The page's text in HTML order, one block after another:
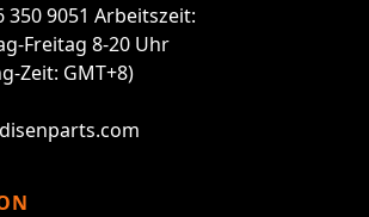
350 9051 Arbeitszeit:
Freitag 8-20 Uhr
Zeit: GMT+8)